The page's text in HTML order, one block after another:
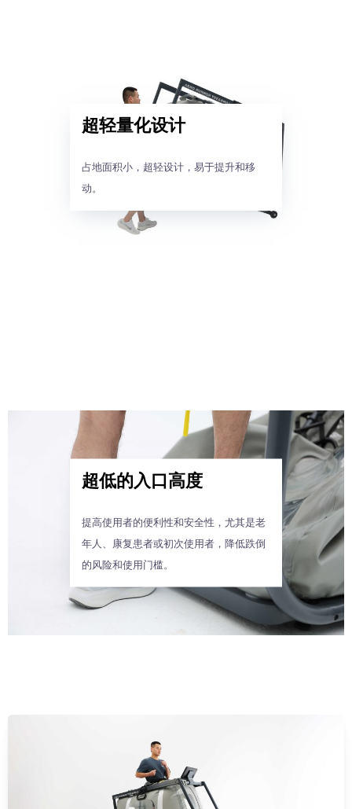
超轻量化设计
占地面积小，超轻设计，易于提升和移
动。
超低的入口高度
提高使用者的便利性和安全性，尤其是老
年人、康复患者或初次使用者，降低跌倒
的风险和使用门槛。